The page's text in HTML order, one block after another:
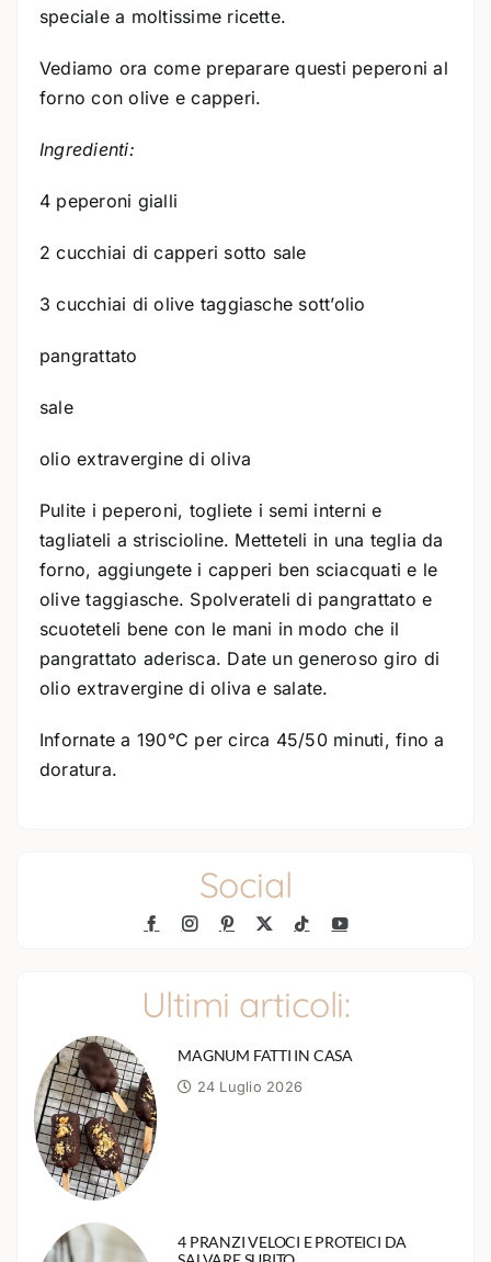
speciale a moltissime ricette.
Vediamo ora come preparare questi peperoni al
forno con olive e capperi.
Ingredienti:
4 peperoni gialli
2 cucchiai di capperi sotto sale
3 cucchiai di olive taggiasche sott’olio
pangrattato
sale
olio extravergine di oliva
Pulite i peperoni, togliete i semi interni e
tagliateli a striscioline. Metteteli in una teglia da
forno, aggiungete i capperi ben sciacquati e le
olive taggiasche. Spolverateli di pangrattato e
scuoteteli bene con le mani in modo che il
pangrattato aderisca. Date un generoso giro di
olio extravergine di oliva e salate.
Infornate a 190°C per circa 45/50 minuti, fino a
doratura.
Social
Ultimi articoli:
MAGNUM FATTI IN CASA
24 Luglio 2026
4 PRANZI VELOCI E PROTEICI DA